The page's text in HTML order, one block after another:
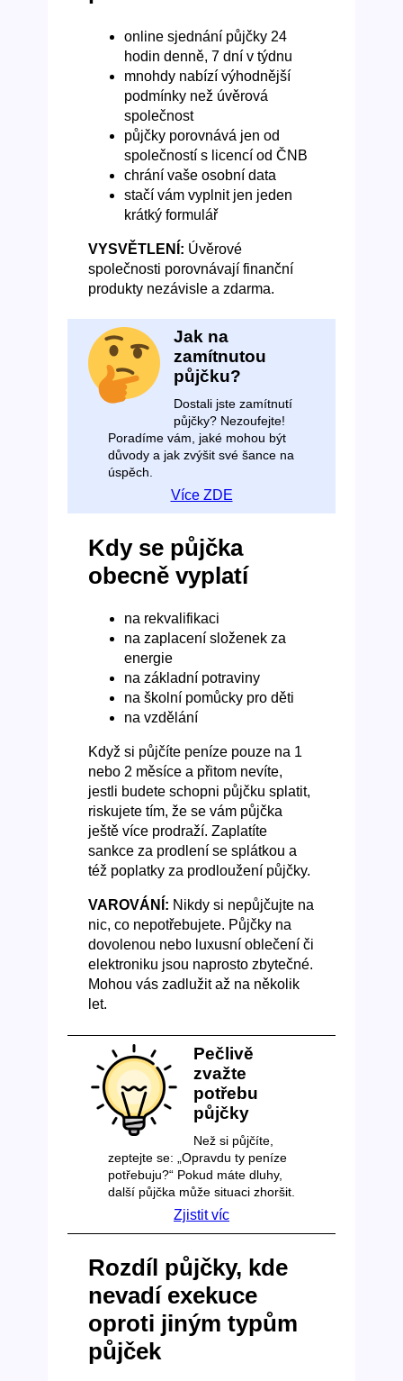
online sjednání půjčky 24
hodin denně, 7 dní v týdnu
mnohdy nabízí výhodnější
podmínky než úvěrová
společnost
půjčky porovnává jen od
společností s licencí od ČNB
chrání vaše osobní data
stačí vám vyplnit jen jeden
krátký formulář
VYSVĚTLENÍ: Úvěrové
společnosti porovnávají finanční
produkty nezávisle a zdarma.
Jak na
zamítnutou
půjčku?
Dostali jste zamítnutí
půjčky? Nezoufejte!
Poradíme vám, jaké mohou být
důvody a jak zvýšit své šance na
úspěch.
Více ZDE
Kdy se půjčka
obecně vyplatí
na rekvalifikaci
na zaplacení složenek za
energie
na základní potraviny
na školní pomůcky pro děti
na vzdělání
Když si půjčíte peníze pouze na 1
nebo 2 měsíce a přitom nevíte,
jestli budete schopni půjčku splatit,
riskujete tím, že se vám půjčka
ještě více prodraží. Zaplatíte
sankce za prodlení se splátkou a
též poplatky za prodloužení půjčky.
VAROVÁNÍ: Nikdy si nepůjčujte na
nic, co nepotřebujete. Půjčky na
dovolenou nebo luxusní oblečení či
elektroniku jsou naprosto zbytečné.
Mohou vás zadlužit až na několik
let.
Pečlivě
zvažte
potřebu
půjčky
Než si půjčíte,
zeptejte se: „Opravdu ty peníze
potřebuju?“ Pokud máte dluhy,
další půjčka může situaci zhoršit.
Zjistit víc
Rozdíl půjčky, kde
nevadí exekuce
oproti jiným typům
půjček